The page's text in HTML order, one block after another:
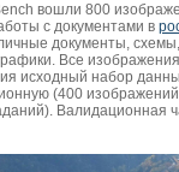
вошли 800
с документами в
документы,
Все
исходный набор
(400
Валидационная